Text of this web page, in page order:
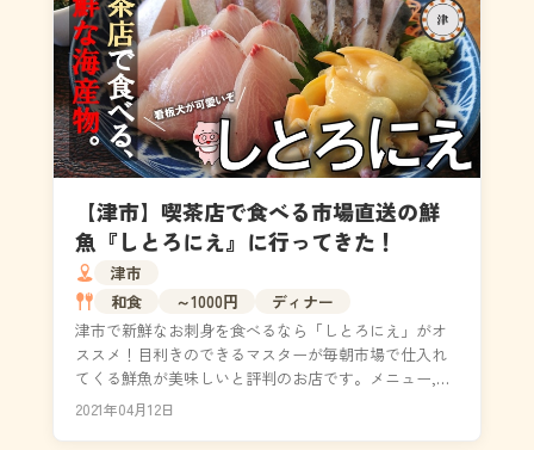
【津市】喫茶店で食べる市場直送の鮮
魚『しとろにえ』に行ってきた！
津市
和食
～1000円
ディナー
津市で新鮮なお刺身を食べるなら「しとろにえ」がオ
ススメ！目利きのできるマスターが毎朝市場で仕入れ
てくる鮮魚が美味しいと評判のお店です。メニュー,営
業時間,アクセス,値段などを掲載。店内には看板犬がい
2021年04月12日